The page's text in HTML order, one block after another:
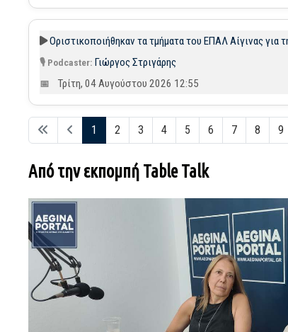
Οριστικοποιήθηκαν τα τμήματα του ΕΠΑΛ Αίγινας
Γιώργος Στριγάρης
Τρίτη, 04 Αυγούστου 2026 12:55
1 2 3 4 5 6 7 8 9
Από την εκπομπή Table Talk